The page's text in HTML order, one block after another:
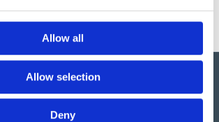
Allow all
Allow selection
Deny